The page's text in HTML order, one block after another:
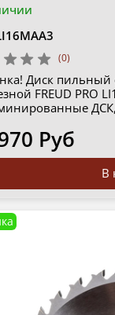
(0)
Диск пильный
FREUD PRO
Руб
В